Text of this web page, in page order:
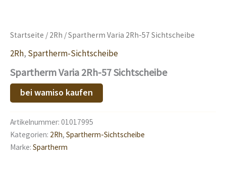
Startseite / 2Rh / Spartherm Varia 2Rh-57 Sichtscheibe
2Rh, Spartherm-Sichtscheibe
Spartherm Varia 2Rh-57 Sichtscheibe
bei wamiso kaufen
Artikelnummer: 01017995
Kategorien: 2Rh, Spartherm-Sichtscheibe
Marke: Spartherm